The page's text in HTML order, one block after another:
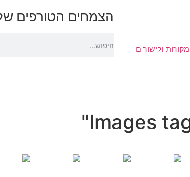
הצמחים הטורפים של
מקורות וקישורים
Images